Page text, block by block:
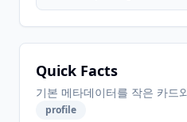
Quick Facts
기본 메타데이터를 작은 카드
profile